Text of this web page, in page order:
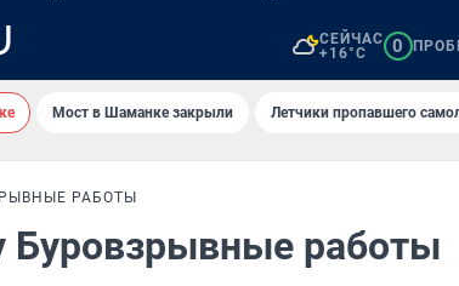
СЕЙЧАС
+16°C
0
Мост в Шаманке закрыли Летчики пропавшего
РАБОТЫ
Буровзрывные работы